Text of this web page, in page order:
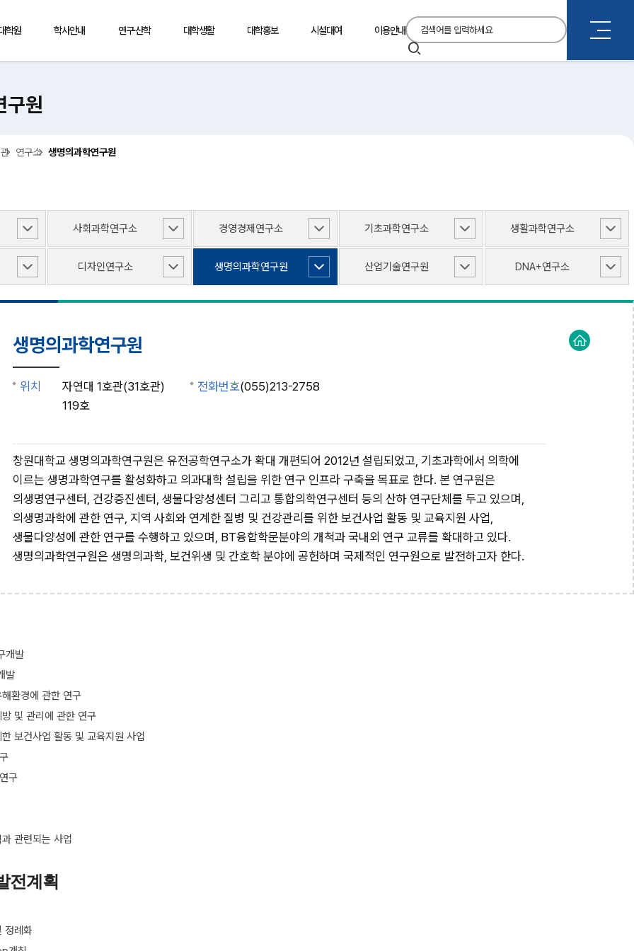
학원 학사안내 연구·산학 대학생활 대학홍보 시설대여 이용안내통
합
검
색
검
색
구원
연구소 생명의과학연구원
사회과학연구소 경영경제연구소 기초과학연구소 생활과학연구소
디자인연구소 생명의과학연구원 산업기술연구원 DNA+연구소
생명의과학연구원
위치
자연대 1호관(31호관)
119호
전화번호(055)213-2758
창원대학교 생명의과학연구원은 유전공학연구소가 확대 개편되어 2012년 설립되었고, 기초과학에서 의학에
이르는 생명과학연구를 활성화하고 의과대학 설립을 위한 연구 인프라 구축을 목표로 한다. 본 연구원은
의생명연구센터, 건강증진센터, 생물다양성센터 그리고 통합의학연구센터 등의 산하 연구단체를 두고 있으며,
의생명과학에 관한 연구, 지역 사회와 연계한 질병 및 건강관리를 위한 보건사업 활동 및 교육지원 사업,
생물다양성에 관한 연구를 수행하고 있으며, BT융합학문분야의 개척과 국내외 연구 교류를 확대하고 있다.
생명의과학연구원은 생명의과학, 보건위생 및 간호학 분야에 공헌하며 국제적인 연구원으로 발전하고자 한다.
개발
발
환경에 관한 연구
및 관리에 관한 연구
보건사업 활동 및 교육지원 사업
구
관련되는 사업
전계획
정례화